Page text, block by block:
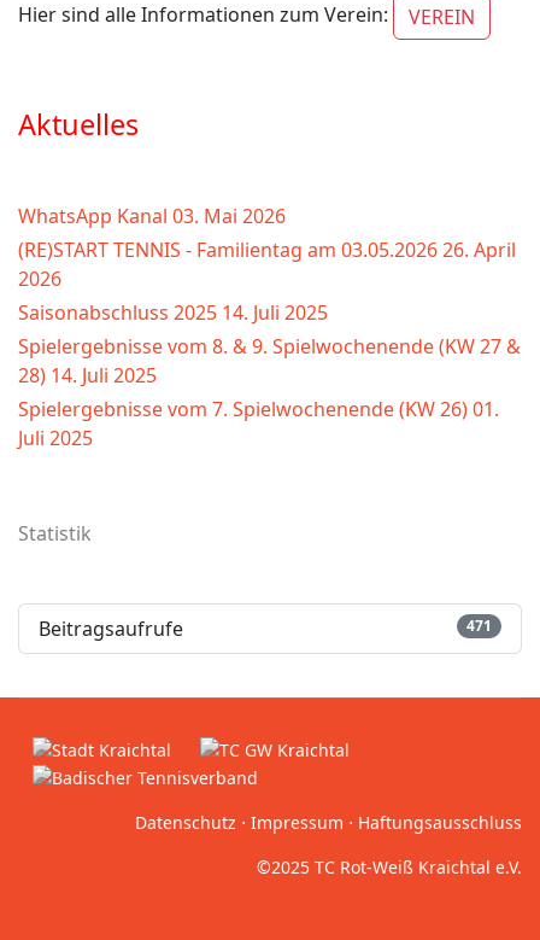
Hier sind alle Informationen zum Verein: VEREIN
Aktuelles
WhatsApp Kanal 03. Mai 2026
(RE)START TENNIS - Familientag am 03.05.202626. April
2026
Saisonabschluss 2025 14. Juli 2025
Spielergebnisse vom 8. & 9. Spielwochenende (KW 27 &
28) 14. Juli 2025
Spielergebnisse vom 7. Spielwochenende (KW 26)01.
Juli 2025
Statistik
Beitragsaufrufe 471
Datenschutz ⋅ Impressum ⋅ Haftungsausschluss
©2025 TC Rot-Weiß Kraichtal e.V.